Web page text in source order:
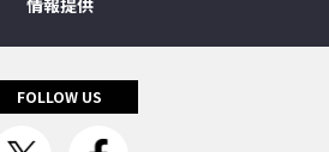
情報提供
FOLLOW US